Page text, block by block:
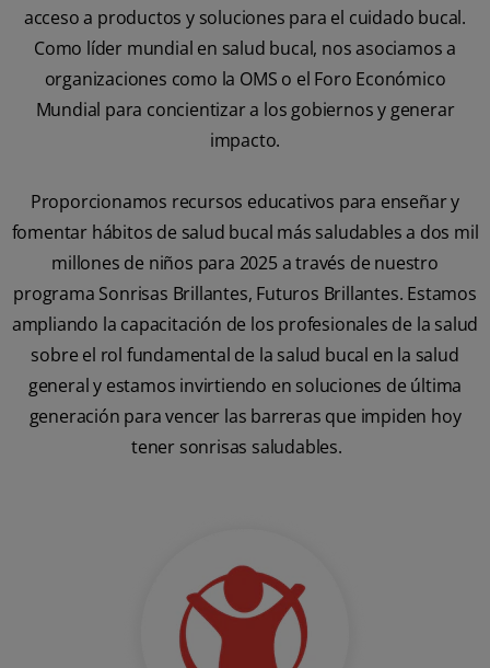
acceso a productos y soluciones para el cuidado bucal.
Como líder mundial en salud bucal, nos asociamos a
organizaciones como la OMS o el Foro Económico
Mundial para concientizar a los gobiernos y generar
impacto.
Proporcionamos recursos educativos para enseñar y
fomentar hábitos de salud bucal más saludables a dos mil
millones de niños para 2025 a través de nuestro
programa Sonrisas Brillantes, Futuros Brillantes. Estamos
ampliando la capacitación de los profesionales de la salud
sobre el rol fundamental de la salud bucal en la salud
general y estamos invirtiendo en soluciones de última
generación para vencer las barreras que impiden hoy
tener sonrisas saludables.